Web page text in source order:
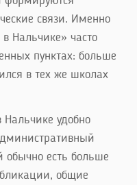
связи. Именно
Нальчике» часто
пунктах: больше
в тех же школах
Нальчике удобно
обычно есть больше
общие